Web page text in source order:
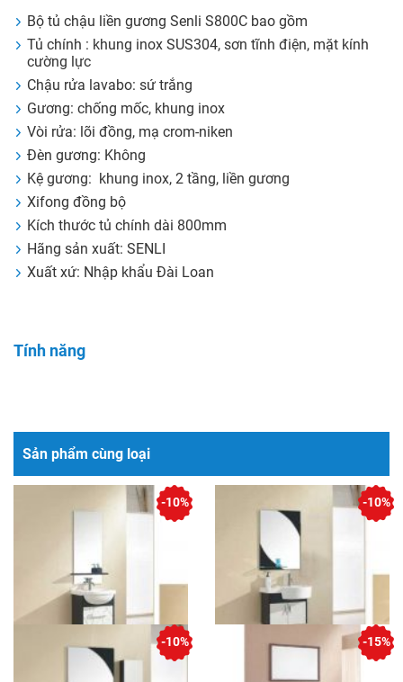
Bộ tủ chậu liền gương Senli S800C bao gồm
Tủ chính : khung inox SUS304, sơn tĩnh điện, mặt kính
cường lực
Chậu rửa lavabo: sứ trắng
Gương: chống mốc, khung inox
Vòi rửa: lõi đồng, mạ crom-niken
Đèn gương: Không
Kệ gương: khung inox, 2 tầng, liền gương
Xifong đồng bộ
Kích thước tủ chính dài 800mm
Hãng sản xuất: SENLI
Xuất xứ: Nhập khẩu Đài Loan
Tính năng
Sản phẩm cùng loại
Bộ tủ chậu SENLI H500E
-10% -10%
-10% -15%